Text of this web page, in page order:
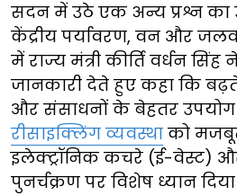
सदन में उठे एक अन्य प्रश्न का
केंद्रीय पर्यावरण, वन और
में राज्य मंत्री कीर्ति वर्धन
जानकारी देते हुए कहा कि
और संसाधनों के बेहतर
रीसाइक्लिंग व्यवस्था को
इलेक्ट्रॉनिक कचरे (ई-वेस्ट)
पुनर्चक्रण पर विशेष ध्यान दिया